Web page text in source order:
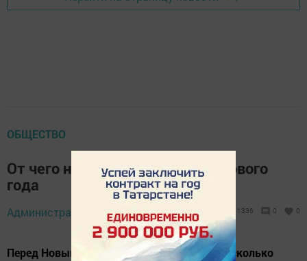
ОБЩЕСТВО
От чего нужно избавиться до Нового
года
Администратор, 23 ноября 2019 - 12:04 1336 0 0
Перед Новым годом следует выполнить несколько